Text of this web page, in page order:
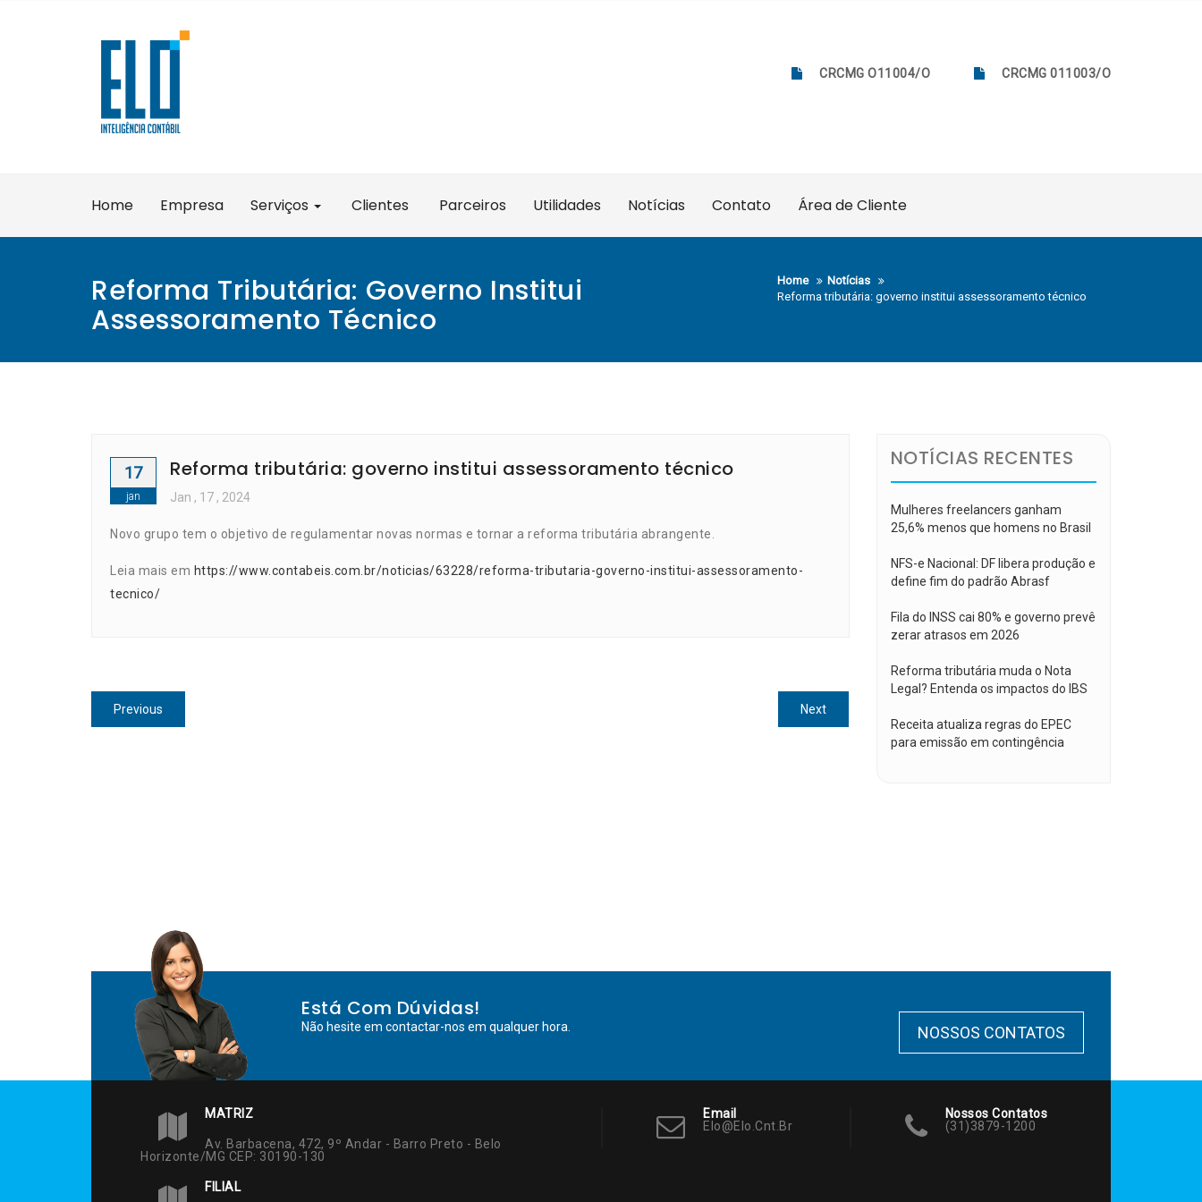
CRCMG O11004/O CRCMG 011003/O
Home Empresa Serviços Clientes Parceiros Utilidades Notícias Contato Área de Cliente
Reforma Tributária: Governo Institui
Assessoramento Técnico
Home
Notícias
Reforma tributária: governo institui assessoramento técnico
17
jan
Reforma tributária: governo institui assessoramento técnico
Jan , 17 , 2024
Novo grupo tem o objetivo de regulamentar novas normas e tornar a reforma tributária abrangente.
Leia mais em https://www.contabeis.com.br/noticias/63228/reforma-tributaria-governo-institui-assessoramento-
tecnico/
Navegação
de
Previous
post:
NextNext
post:
NOTÍCIAS RECENTES
Mulheres freelancers ganham
25,6% menos que homens no Brasil
NFS-e Nacional: DF libera produção e
define fim do padrão Abrasf
Fila do INSS cai 80% e governo prevê
zerar atrasos em 2026
Reforma tributária muda o Nota
Legal? Entenda os impactos do IBS
Receita atualiza regras do EPEC
para emissão em contingência
Está Com Dúvidas!
Não hesite em contactar-nos em qualquer hora. NOSSOS CONTATOS
MATRIZ
Av. Barbacena, 472, 9º Andar - Barro Preto - Belo
Horizonte/MG CEP: 30190-130
FILIAL
Email
Elo@elo.cnt.br
Nossos Contatos
(31)3879-1200